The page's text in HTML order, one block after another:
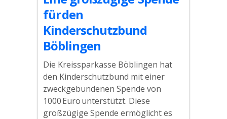
für den
Kinderschutzbund
Böblingen
Die Kreissparkasse Böblingen hat
den Kinderschutzbund mit einer
zweckgebundenen Spende von
1000 Euro unterstützt. Diese
großzügige Spende ermöglicht es